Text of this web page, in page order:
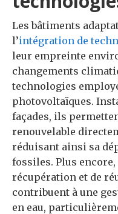
Les bâtiments
l’intégration de
leur empreinte
changements
technologies
photovoltaïques.
façades, ils
renouvelable
réduisant ainsi sa
fossiles. Plus encore,
récupération et de
contribuent à une
en eau,